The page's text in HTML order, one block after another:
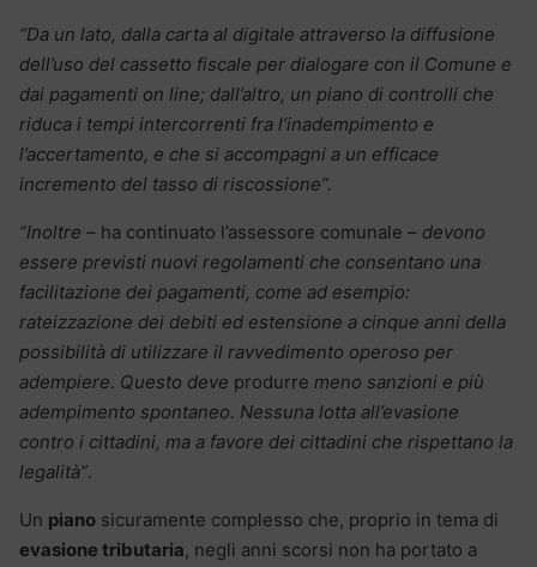
“Da un lato, dalla carta al digitale attraverso la diffusione
dell’uso del cassetto fiscale per dialogare con il Comune e
dai pagamenti on line; dall’altro, un piano di controlli che
riduca i tempi intercorrenti fra l’inadempimento e
l’accertamento, e che si accompagni a un efficace
incremento del tasso di riscossione”.
“Inoltre – ha continuato l’assessore comunale – devono
essere previsti nuovi regolamenti che consentano una
facilitazione dei pagamenti, come ad esempio:
rateizzazione dei debiti ed estensione a cinque anni della
possibilità di utilizzare il ravvedimento operoso per
adempiere. Questo deve produrre meno sanzioni e più
adempimento spontaneo. Nessuna lotta all’evasione
contro i cittadini, ma a favore dei cittadini che rispettano la
legalità”.
Un piano sicuramente complesso che, proprio in tema di
evasione tributaria, negli anni scorsi non ha portato a